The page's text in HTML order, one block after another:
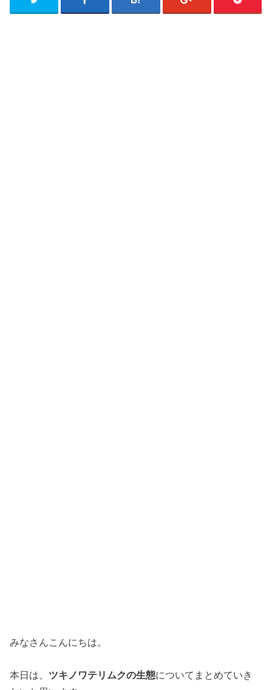
みなさんこんにちは。
本日は、 ツキノワテリムクの生態についてまとめていき